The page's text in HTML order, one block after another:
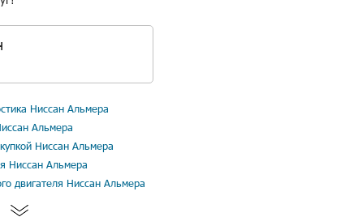
Ниссан Альмера
Альмера
Ниссан Альмера
Ниссан Альмера
двигателя Ниссан Альмера